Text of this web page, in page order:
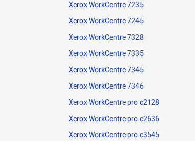
Xerox WorkCentre 7235
Xerox WorkCentre 7245
Xerox WorkCentre 7328
Xerox WorkCentre 7335
Xerox WorkCentre 7345
Xerox WorkCentre 7346
Xerox WorkCentre pro c2128
Xerox WorkCentre pro c2636
Xerox WorkCentre pro c3545